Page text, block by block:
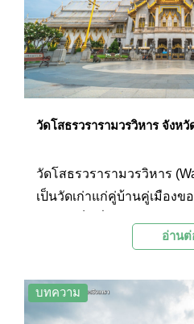
มาก
วัดโสธรวรารามวรวิหาร จังหวั
วัดโสธรวรารามวรวิหาร
เป็นวัดเก่าแก่คู่บ้านคู่เมืองข
ธร ซึ่งเป็นที่เคารพศรัทธาจ
อย่างมาก จึงมีผู้คนมากมาย
ขอพร ทำบุญ เช่าวัตถุมงคล
อ่านต่
บทความ